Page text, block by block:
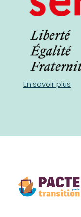
En savoir plus